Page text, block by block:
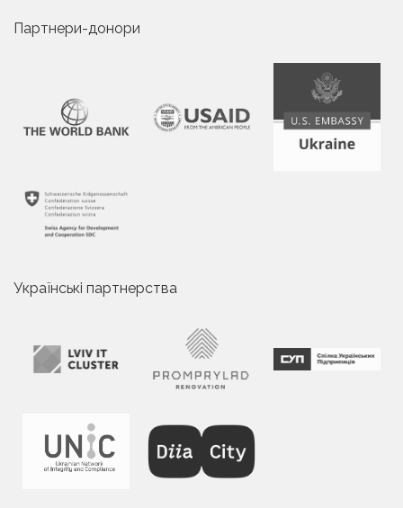
Партнери-донори
Українські партнерства